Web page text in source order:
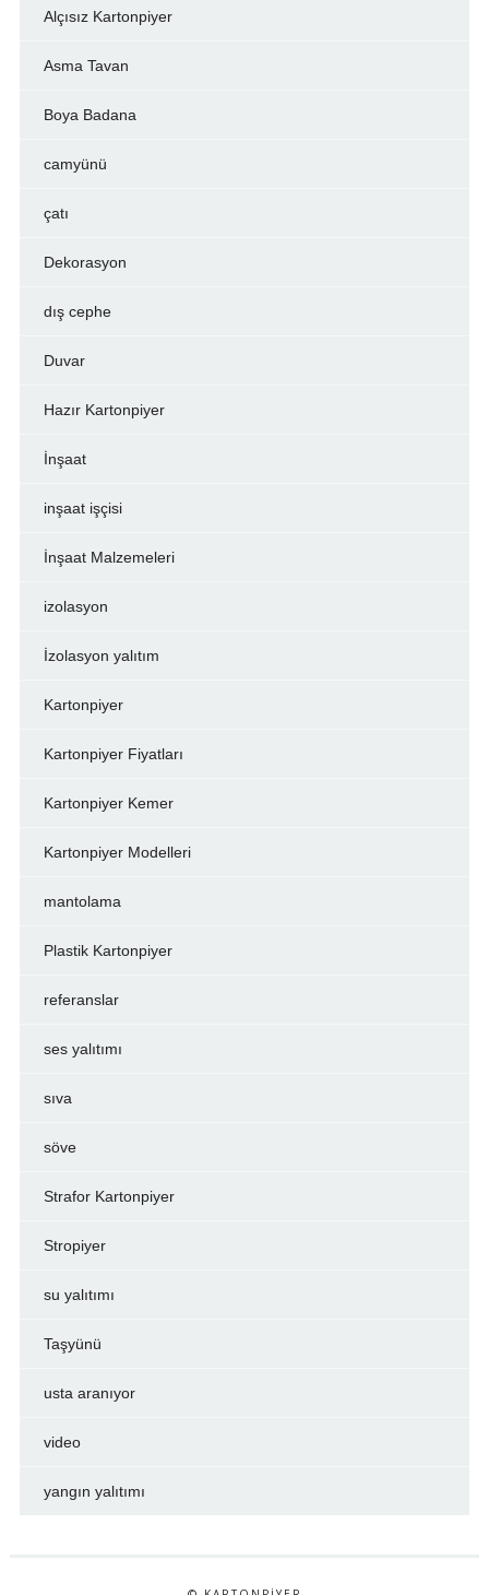
Alçısız Kartonpiyer
Asma Tavan
Boya Badana
camyünü
çatı
Dekorasyon
dış cephe
Duvar
Hazır Kartonpiyer
İnşaat
inşaat işçisi
İnşaat Malzemeleri
izolasyon
İzolasyon yalıtım
Kartonpiyer
Kartonpiyer Fiyatları
Kartonpiyer Kemer
Kartonpiyer Modelleri
mantolama
Plastik Kartonpiyer
referanslar
ses yalıtımı
sıva
söve
Strafor Kartonpiyer
Stropiyer
su yalıtımı
Taşyünü
usta aranıyor
video
yangın yalıtımı